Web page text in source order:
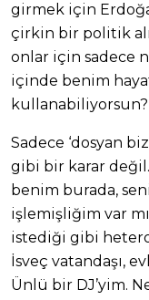
girmek için
çirkin bir politik
onlar için sadece
içinde benim
kullanabiliyorsun?
Sadece ‘dosyan
gibi bir karar
benim burada,
işlemişliğim var
istediği gibi
İsveç vatandaşı,
Ünlü bir DJ’yim.